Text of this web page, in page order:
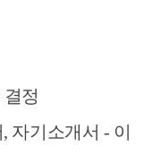
정
자기소개서 - 이